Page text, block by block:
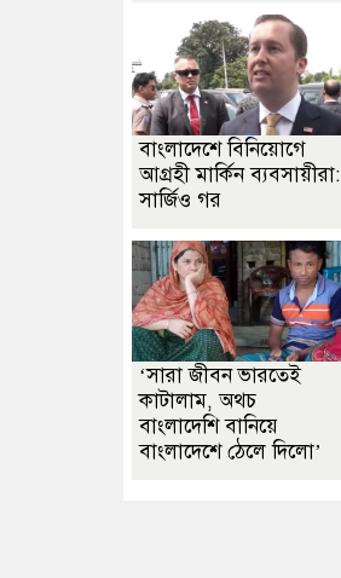
বাংলাদেশে বিনিয়োগে
আগ্রহী মার্কিন ব্যবসায়ীরা:
সার্জিও গর
‘সারা জীবন ভারতেই
কাটালাম, অথচ
বাংলাদেশি বানিয়ে
বাংলাদেশে ঠেলে দিলো’